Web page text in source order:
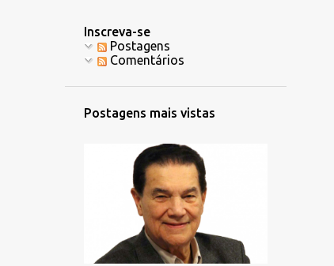
Inscreva-se
Postagens
Comentários
Postagens mais vistas